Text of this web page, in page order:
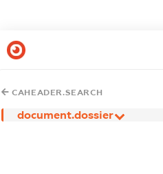
CAHEADER.SEARCH
document.dossier